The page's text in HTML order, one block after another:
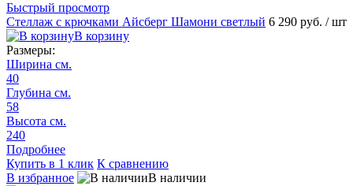
Быстрый просмотр
Стеллаж с крючками Айсберг Шамони светлый 6 290 руб. / шт
В корзину
Размеры:
Ширина см.
40
Глубина см.
58
Высота см.
240
Подробнее
Купить в 1 клик К сравнению
В избранное
В наличии